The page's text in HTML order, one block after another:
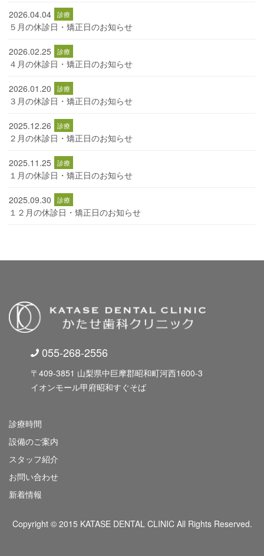
2026.04.04
５月の休診日・矯正日のお知らせ
2026.02.25
４月の休診日・矯正日のお知らせ
2026.01.20
３月の休診日・矯正日のお知らせ
2025.12.26
２月の休診日・矯正日のお知らせ
2025.11.25
１月の休診日・矯正日のお知らせ
2025.09.30
１２月の休診日・矯正日のお知らせ
055-268-2556
〒409-3851 山梨県中巨摩郡昭和町河西1600-3
イオンモール甲府昭和すぐそば
診療時間
設備のご案内
スタッフ紹介
お問い合わせ
新着情報
Copyright © 2015 KATASE DENTAL CLINIC All Rights Reserved.